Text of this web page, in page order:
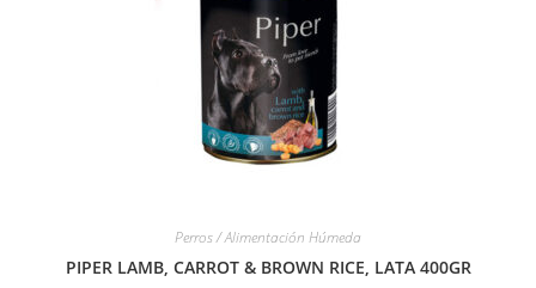
Perros / Alimentación Húmeda
PIPER LAMB, CARROT & BROWN RICE, LATA 400GR